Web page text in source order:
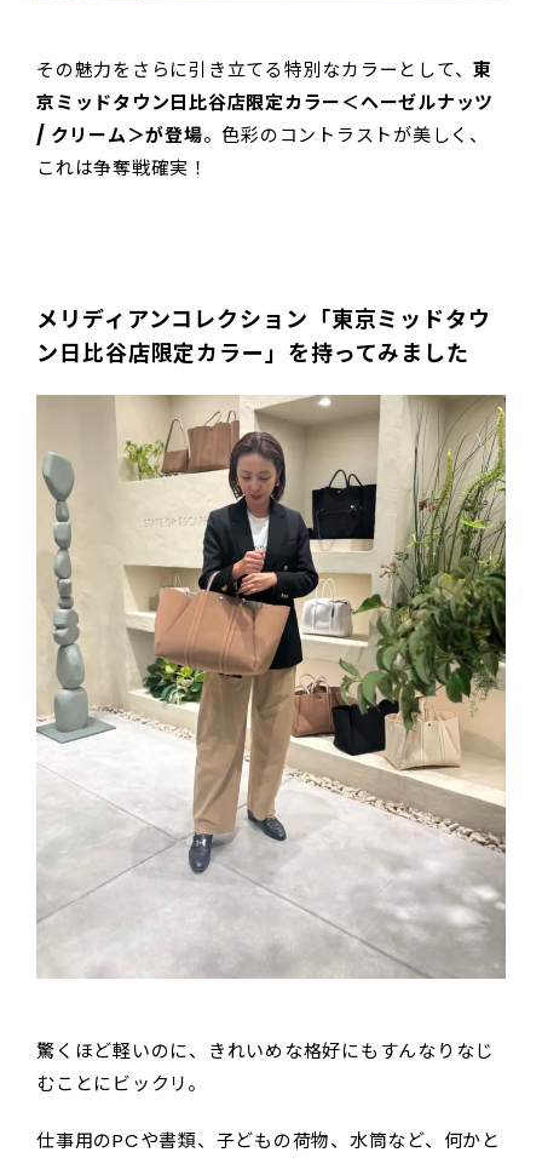
その魅力をさらに引き立てる特別なカラーとして、東
京ミッドタウン日比谷店限定カラー＜ヘーゼルナッツ
/ クリーム＞が登場。色彩のコントラストが美しく、
これは争奪戦確実！
メリディアンコレクション「東京ミッドタウ
ン日比谷店限定カラー」を持ってみました
驚くほど軽いのに、きれいめな格好にもすんなりなじ
むことにビックリ。
仕事用のPCや書類、子どもの荷物、水筒など、何かと